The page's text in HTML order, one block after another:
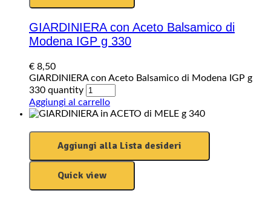
GIARDINIERA con Aceto Balsamico di
Modena IGP g 330
€ 8,50
GIARDINIERA con Aceto Balsamico di Modena IGP g
330 quantity
Aggiungi al carrello
Aggiungi alla Lista desideri
Quick view